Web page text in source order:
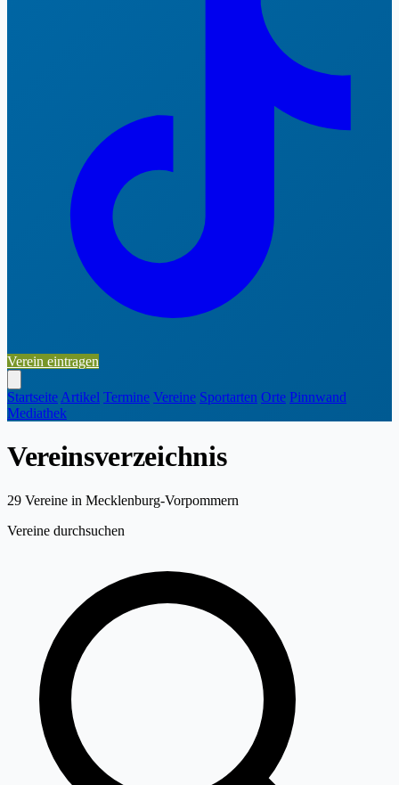
Verein eintragen
Startseite Artikel Termine Vereine Sportarten Orte Pinnwand
Mediathek
Vereinsverzeichnis
29 Vereine in Mecklenburg-Vorpommern
Vereine durchsuchen